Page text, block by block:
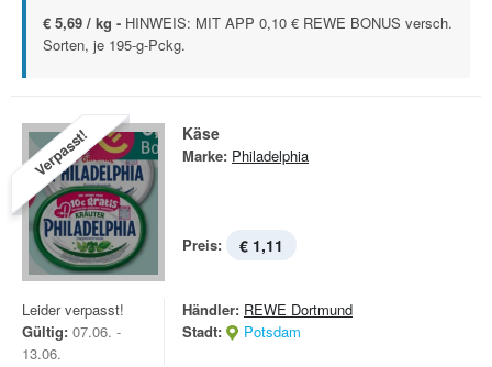
€ 5,69 / kg - HINWEIS: MIT APP 0,10 € REWE BONUS versch.
Sorten, je 195-g-Pckg.
Verpasst! Käse
Marke: Philadelphia
Preis: € 1,11
Leider verpasst!
Gültig: 07.06. -
13.06.
Händler: REWE Dortmund
Stadt:
Potsdam